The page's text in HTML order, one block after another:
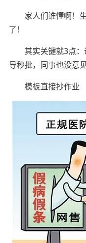
家人们谁懂啊！生
了！
其实关键就3点：
导秒批，同事也没意见
模板直接抄作业